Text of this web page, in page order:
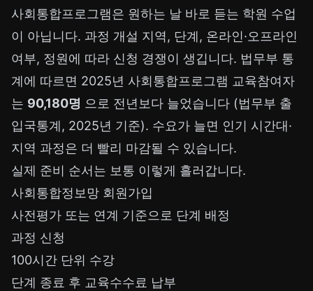
사회통합프로그램은 원하는 날 바로 듣는 학원 수업
이 아닙니다. 과정 개설 지역, 단계, 온라인·오프라인
여부, 정원에 따라 신청 경쟁이 생깁니다. 법무부 통
계에 따르면 2025년 사회통합프로그램 교육참여자
는 90,180명 으로 전년보다 늘었습니다 (법무부 출
입국통계, 2025년 기준). 수요가 늘면 인기 시간대·
지역 과정은 더 빨리 마감될 수 있습니다.
실제 준비 순서는 보통 이렇게 흘러갑니다.
사회통합정보망 회원가입
사전평가 또는 연계 기준으로 단계 배정
과정 신청
100시간 단위 수강
단계 종료 후 교육수수료 납부